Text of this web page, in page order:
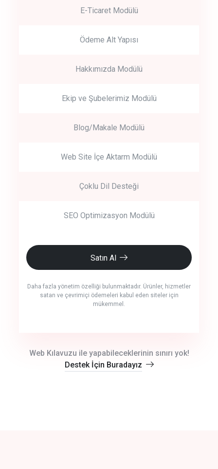
E-Ticaret Modülü
Ödeme Alt Yapısı
Hakkımızda Modülü
Ekip ve Şubelerimiz Modülü
Blog/Makale Modülü
Web Site İçe Aktarm Modülü
Çoklu Dil Desteği
SEO Optimizasyon Modülü
Satın Al
Daha fazla yönetim özelliği bulunmaktadır. Ürünler, hizmetler
satan ve çevrimiçi ödemeleri kabul eden siteler için
mükemmel.
Web Kılavuzu ile yapabileceklerinin sınırı yok!
Destek İçin Buradayız